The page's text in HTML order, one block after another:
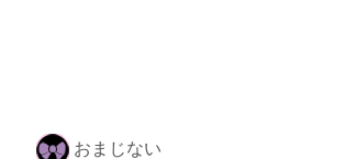
おまじない